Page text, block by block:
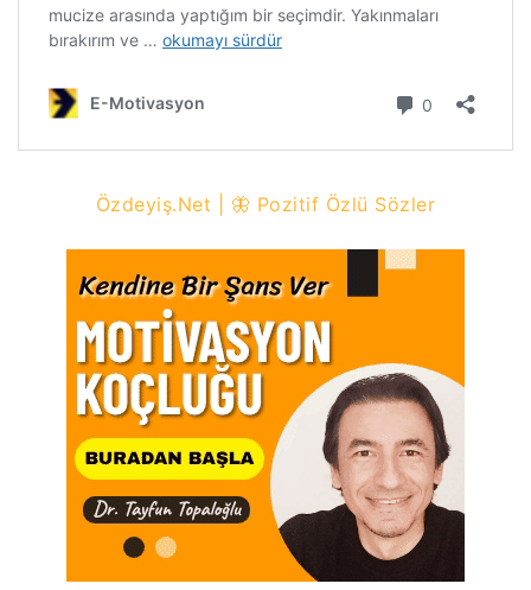
Özdeyiş.Net | 🦋 Pozitif Özlü Sözler